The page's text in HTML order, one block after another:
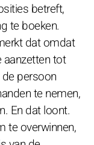
betreft,
te boeken.
dat omdat
aanzetten tot
persoon
te nemen,
En dat loont.
te overwinnen,